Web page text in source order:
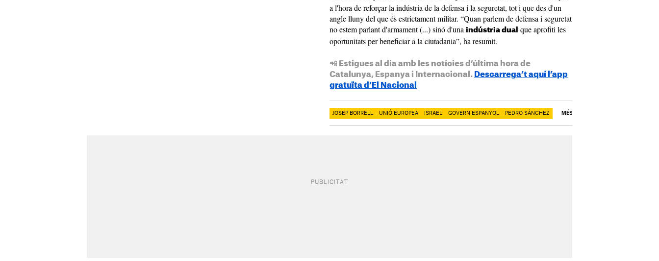
a l'hora de reforçar la indústria de la defensa i la seguretat, tot i que des d'un
angle lluny del que és estrictament militar. “Quan parlem de defensa i seguretat
no estem parlant d'armament (...) sinó d'una indústria dual que aprofiti les
oportunitats per beneficiar a la ciutadania”, ha resumit.
📲 Estigues al dia amb les notícies d’última hora de
Catalunya, Espanya i Internacional. Descarrega’t aquí l’app
gratuïta d’El Nacional
JOSEP BORRELL UNIÓ EUROPEA ISRAEL GOVERN ESPANYOL PEDRO SÁNCHEZ MÉS